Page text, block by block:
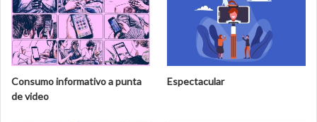
Consumo informativo a punta
de video
Espectacular